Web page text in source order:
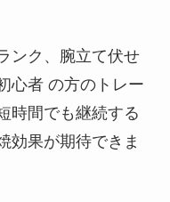
ンク、腕立て伏せ
心者 の方のトレー
時間でも継続する
効果が期待できま